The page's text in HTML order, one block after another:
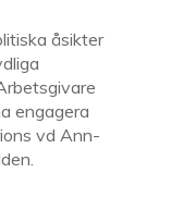
åsikter
engagera
vd Ann-